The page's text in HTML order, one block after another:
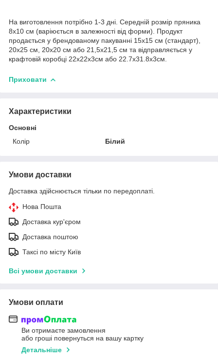
На виготовлення потрібно 1-3 дні. Cередній розмір пряника
8х10 см (варіюється в залежності від форми). Продукт
продається у брендованому пакуванні 15х15 см (стандарт),
20х25 см, 20х20 см або 21,5х21,5 см та відправляється у
крафтовій коробці 22х22х3см або 22.7х31.8х3см.
Приховати
Характеристики
Основні
Колір
Білий
Умови доставки
Доставка здійснюється тільки по передоплаті.
Нова Пошта
Доставка кур'єром
Доставка поштою
Таксі по місту Київ
Всі умови доставки
Умови оплати
Ви отримаєте замовлення
або гроші повернуться на вашу картку
Детальніше